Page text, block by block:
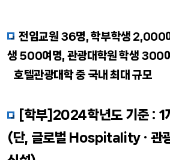
공지사항
커뮤니티/부속기관
학생기구
공지사항
커뮤니티/부속기관
학생기구
전임교원 36명, 학부학생 2,000
생 500여명, 관광대학원 학생 300
호텔관광대학 중 국내 최대 규모
[학부]2024학년도 기준 : 1
(단, 글로벌 Hospitality · 관